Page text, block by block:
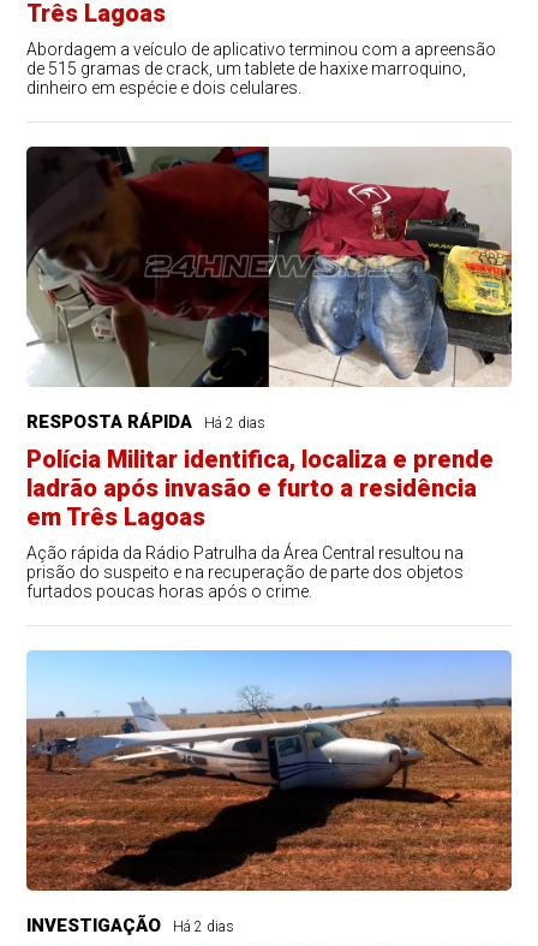
Três Lagoas
Abordagem a veículo de aplicativo terminou com a apreensão
de 515 gramas de crack, um tablete de haxixe marroquino,
dinheiro em espécie e dois celulares.
RESPOSTA RÁPIDA Há 2 dias
Polícia Militar identifica, localiza e prende
ladrão após invasão e furto a residência
em Três Lagoas
Ação rápida da Rádio Patrulha da Área Central resultou na
prisão do suspeito e na recuperação de parte dos objetos
furtados poucas horas após o crime.
INVESTIGAÇÃO Há 2 dias